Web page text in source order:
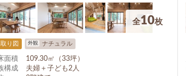
全10枚
り図 外観 ナチュラル
面積
109.30㎡（33坪）
構成
夫婦＋子ども2人